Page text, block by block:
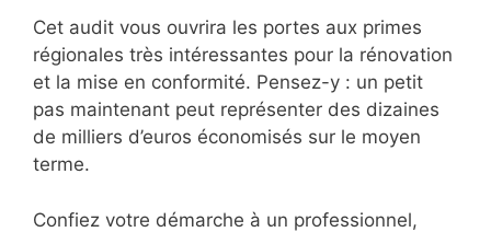
Cet audit vous ouvrira les portes aux primes
régionales très intéressantes pour la rénovation
et la mise en conformité. Pensez-y : un petit
pas maintenant peut représenter des dizaines
de milliers d’euros économisés sur le moyen
terme.
Confiez votre démarche à un professionnel,